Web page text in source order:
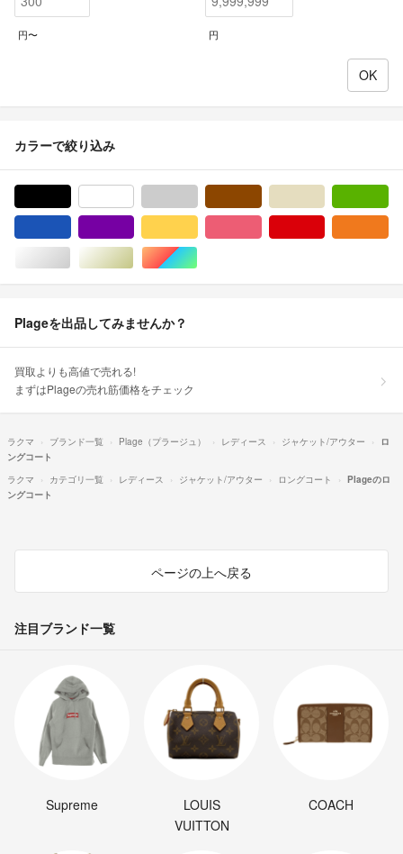
円〜 円
カラーで絞り込み
シルバー/銀色系ゴールド/金色系マルチカラー
Plageを出品してみませんか？
買取よりも高値で売れる!
まずはPlageの売れ筋価格をチェック
ラクマ ブランド一覧 Plage（プラージュ） レディース ジャケット/アウター
ロ
ングコート
ラクマ
カテゴリ一覧 レディース ジャケット/アウター ロングコート
Plageのロ
ングコート
ページの上へ戻る
注目ブランド一覧
Supreme
LOUIS
VUITTON
COACH